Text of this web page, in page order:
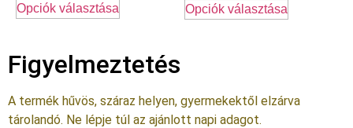
Opciók választása Opciók választása
Figyelmeztetés
A termék hűvös, száraz helyen, gyermekektől elzárva
tárolandó. Ne lépje túl az ajánlott napi adagot.